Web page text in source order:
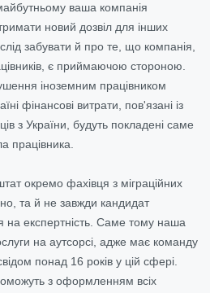
ваша компанія
новий дозвіл для інших
забувати й про те, що компанія,
є приймаючою стороною.
іноземним працівником
фінансові витрати, пов'язані із
з України, будуть покладені саме
працівника.
окремо фахівця з міграційних
та й не завжди кандидат
на експертність. Саме тому наша
на аутсорсі, адже має команду
понад 16 років у цій сфері.
з оформленням всіх